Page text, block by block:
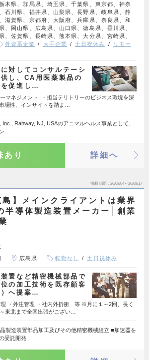
木県、群馬県、埼玉県、千葉県、東京都、神奈
石川県、福井県、山梨県、長野県、岐阜県、静
滋賀県、京都府、大阪府、兵庫県、奈良県、和
、岡山県、広島県、山口県、徳島県、香川県、
、佐賀県、長崎県、熊本県、大分県、宮崎県、
外資系企業 大手企業 土日祝休み
リモー
対してコンサルテーシ
し、CA用医薬製品の
促進し…
マネジメント ・担当テリトリーのビジネス環境を深
場性、インサイトを踏ま…
Inc., Rahway, NJ, USAのアニマルヘルス事業として、
…
あり 詳細へ
掲載期間 26/08/04～26/08/17
島】メインクライアントは業界
半導体製造装置メーカー│創業
広島県 転勤なし 土日祝休み
置など精密機械部品で
の加工技術を既存顧客
）へ提案…
理 ・外注管理 ・社内外折衝 等 ※月に１～2回、長く
東北まで全国出張がござい…
製造装置部品加工及びその他精密機械組立 ■加速器を
受託開発